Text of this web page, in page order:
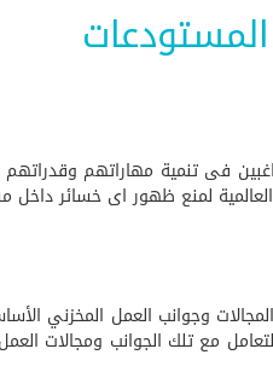
فى تنمية مهاراتهم
العالمية لمنع ظهور اى خسائر داخل
وجوانب العمل المخزني
مع تلك الجوانب ومجالات العمل